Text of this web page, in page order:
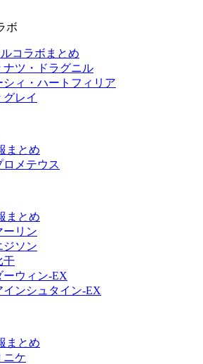
ボ
コラボまとめ
ナツ・ドラグニル
ィ・ハートフィリア
レイ
まとめ
メテウス
まとめ
ーリン
ジソン
干
ーウィン-EX
ンシュタイン-EX
まとめ
ニケ